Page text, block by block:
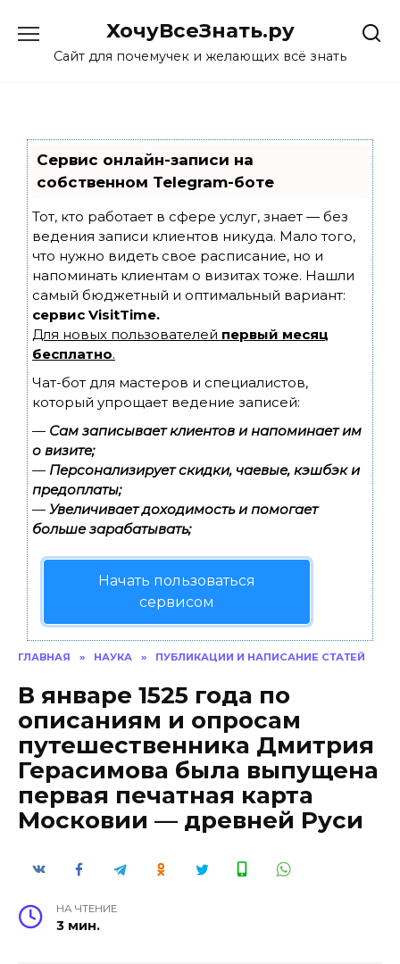
content
ХочуВсеЗнать.ру
Сайт для почемучек и желающих всё знать
Сервис онлайн-записи на
собственном Telegram-боте
Тот, кто работает в сфере услуг, знает — без
ведения записи клиентов никуда. Мало того,
что нужно видеть свое расписание, но и
напоминать клиентам о визитах тоже. Нашли
самый бюджетный и оптимальный вариант:
сервис VisitTime.
Для новых пользователей первый месяц
бесплатно.
Чат-бот для мастеров и специалистов,
который упрощает ведение записей:
— Сам записывает клиентов и напоминает им
о визите;
— Персонализирует скидки, чаевые, кэшбэк и
предоплаты;
— Увеличивает доходимость и помогает
больше зарабатывать;
Начать пользоваться
сервисом
ГЛАВНАЯ » НАУКА » ПУБЛИКАЦИИ И НАПИСАНИЕ СТАТЕЙ
В январе 1525 года по
описаниям и опросам
путешественника Дмитрия
Герасимова была выпущена
первая печатная карта
Московии — древней Руси
НА ЧТЕНИЕ
3 мин.